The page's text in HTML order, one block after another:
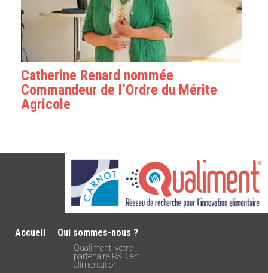
Catherine Renard nommée
Commandeur de l’Ordre du Mérite
Agricole
Accueil Qui sommes-nous ?
Qualiment, votre
partenaire R&D en
alimentation